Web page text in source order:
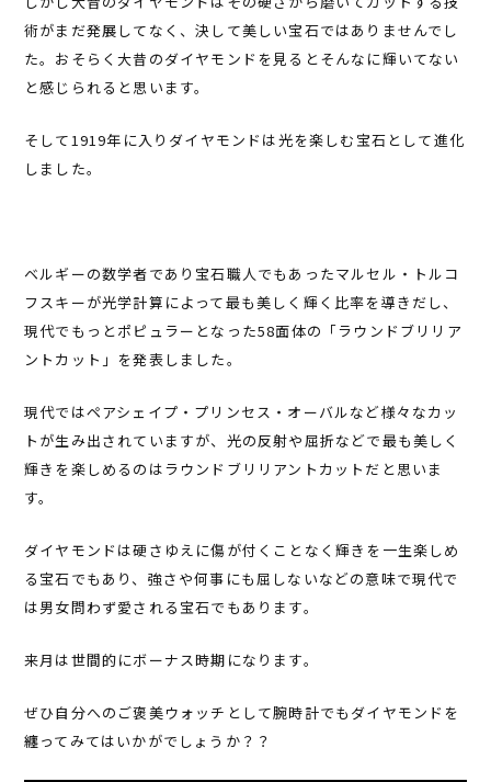
術がまだ発展してなく、決して美しい宝石ではありませんでし
た。おそらく大昔のダイヤモンドを見るとそんなに輝いてない
と感じられると思います。
そして1919年に入りダイヤモンドは光を楽しむ宝石として進化
しました。
ベルギーの数学者であり宝石職人でもあったマルセル・トルコ
フスキーが光学計算によって最も美しく輝く比率を導きだし、
現代でもっとポピュラーとなった58面体の「ラウンドブリリア
ントカット」を発表しました。
現代ではペアシェイプ・プリンセス・オーバルなど様々なカッ
トが生み出されていますが、光の反射や屈折などで最も美しく
輝きを楽しめるのはラウンドブリリアントカットだと思いま
す。
ダイヤモンドは硬さゆえに傷が付くことなく輝きを一生楽しめ
る宝石でもあり、強さや何事にも屈しないなどの意味で現代で
は男女問わず愛される宝石でもあります。
来月は世間的にボーナス時期になります。
ぜひ自分へのご褒美ウォッチとして腕時計でもダイヤモンドを
纏ってみてはいかがでしょうか？？